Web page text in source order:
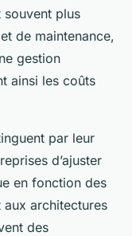
souvent plus
de maintenance,
gestion
ainsi les coûts
par leur
d’ajuster
en fonction des
architectures
des